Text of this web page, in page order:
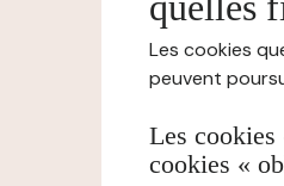
Les cookies
peuvent
Les cookies
cookies «